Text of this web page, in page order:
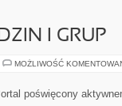
I GRUP
MOŻLIWOŚĆ
poświęcony